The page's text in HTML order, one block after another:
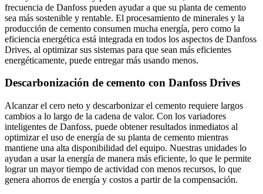
frecuencia de Danfoss pueden ayudar a que su planta de cemento
sea más sostenible y rentable. El procesamiento de minerales y la
producción de cemento consumen mucha energía, pero como la
eficiencia energética está integrada en todos los aspectos de Danfoss
Drives, al optimizar sus sistemas para que sean más eficientes
energéticamente, puede entregar más usando menos.
Descarbonización de cemento con Danfoss Drives
Alcanzar el cero neto y descarbonizar el cemento requiere largos
cambios a lo largo de la cadena de valor. Con los variadores
inteligentes de Danfoss, puede obtener resultados inmediatos al
optimizar el uso de energía de su planta de cemento mientras
mantiene una alta disponibilidad del equipo. Nuestras unidades lo
ayudan a usar la energía de manera más eficiente, lo que le permite
lograr un mayor tiempo de actividad con menos recursos, lo que
genera ahorros de energía y costos a partir de la compensación.